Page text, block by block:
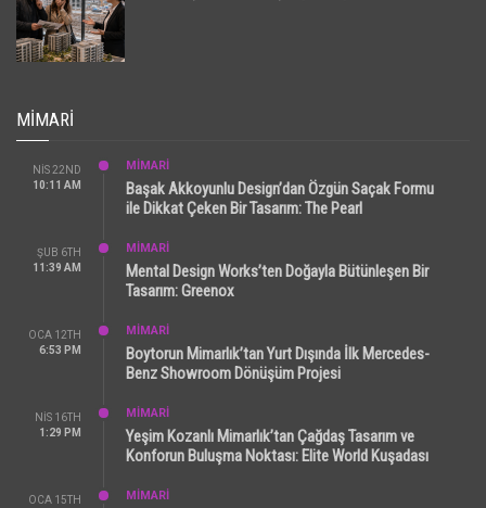
MIMARI
NIS 22ND
10:11 AM
MİMARİ
Başak Akkoyunlu Design’dan Özgün Saçak Formu
ile Dikkat Çeken Bir Tasarım: The Pearl
ŞUB 6TH
11:39 AM
MİMARİ
Mental Design Works’ten Doğayla Bütünleşen Bir
Tasarım: Greenox
OCA 12TH
6:53 PM
MİMARİ
Boytorun Mimarlık’tan Yurt Dışında İlk Mercedes-
Benz Showroom Dönüşüm Projesi
NIS 16TH
1:29 PM
MİMARİ
Yeşim Kozanlı Mimarlık’tan Çağdaş Tasarım ve
Konforun Buluşma Noktası: Elite World Kuşadası
OCA 15TH
MİMARİ